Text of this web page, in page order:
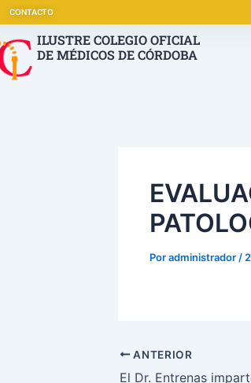
CONTACTO
ILUSTRE COLEGIO OFICIAL
DE MÉDICOS DE CÓRDOBA
Poradministrador /
entradas
ANTERIOR